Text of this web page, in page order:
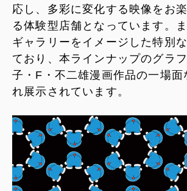
応し、多彩に変化する映像をお
る体験型店舗となっています。
ギャラリーをイメージした特別
ており、本ラインナップのグラ
子・F・不二雄漫画作品の一場面
れ展示されています。